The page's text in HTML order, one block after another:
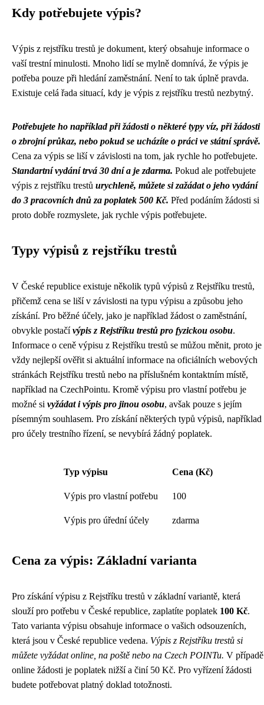
Kdy potřebujete výpis?
Výpis z rejstříku trestů je dokument, který obsahuje informace o
vaší trestní minulosti. Mnoho lidí se mylně domnívá, že výpis je
potřeba pouze při hledání zaměstnání. Není to tak úplně pravda.
Existuje celá řada situací, kdy je výpis z rejstříku trestů nezbytný.
Potřebujete ho například při žádosti o některé typy víz, při žádosti
o zbrojní průkaz, nebo pokud se ucházíte o práci ve státní správě.
Cena za výpis se liší v závislosti na tom, jak rychle ho potřebujete.
Standartní vydání trvá 30 dní a je zdarma. Pokud ale potřebujete
výpis z rejstříku trestů urychleně, můžete si zažádat o jeho vydání
do 3 pracovních dnů za poplatek 500 Kč. Před podáním žádosti si
proto dobře rozmyslete, jak rychle výpis potřebujete.
Typy výpisů z rejstříku trestů
V České republice existuje několik typů výpisů z Rejstříku trestů,
přičemž cena se liší v závislosti na typu výpisu a způsobu jeho
získání. Pro běžné účely, jako je například žádost o zaměstnání,
obvykle postačívýpis z Rejstříku trestů pro fyzickou osobu.
Informace o ceně výpisu z Rejstříku trestů se můžou měnit, proto je
vždy nejlepší ověřit si aktuální informace na oficiálních webových
stránkách Rejstříku trestů nebo na příslušném kontaktním místě,
například na CzechPointu. Kromě výpisu pro vlastní potřebu je
možné si vyžádat i výpis pro jinou osobu, avšak pouze s jejím
písemným souhlasem. Pro získání některých typů výpisů, například
pro účely trestního řízení, se nevybírá žádný poplatek.
Typ výpisu Cena (Kč)
Výpis pro vlastní potřebu 100
Výpis pro úřední účely zdarma
Cena za výpis: Základní varianta
Pro získání výpisu z Rejstříku trestů v základní variantě, která
slouží pro potřebu v České republice, zaplatíte poplatek 100 Kč.
Tato varianta výpisu obsahuje informace o vašich odsouzeních,
která jsou v České republice vedena. Výpis z Rejstříku trestů si
můžete vyžádat online, na poště nebo na Czech POINTu. V případě
online žádosti je poplatek nižší a činí 50 Kč. Pro vyřízení žádosti
budete potřebovat platný doklad totožnosti.